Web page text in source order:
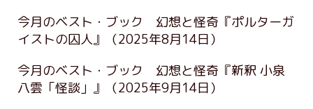
今月のベスト・ブック 幻想と怪奇『ポルターガ
イストの囚人』
（2025年8月14日）
今月のベスト・ブック 幻想と怪奇『新釈 小泉
八雲「怪談」』
（2025年9月14日）